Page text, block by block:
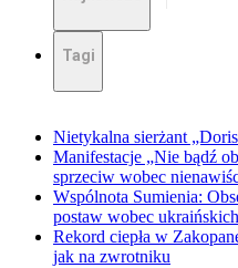
Tagi
Nietykalna sierżant
Manifestacje „Nie bądź
sprzeciw wobec
Wspólnota Sumienia:
postaw wobec
Rekord ciepła w
jak na zwrotniku